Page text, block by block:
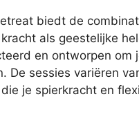
biedt de
als geestelijke
en ontworpen
De sessies variëren
je spierkracht en